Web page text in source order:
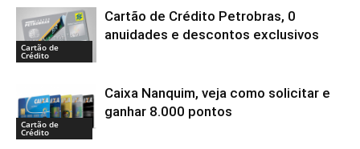
Cartão de
Crédito
Cartão de Crédito Petrobras, 0
anuidades e descontos exclusivos
Cartão de
Crédito
Caixa Nanquim, veja como solicitar e
ganhar 8.000 pontos